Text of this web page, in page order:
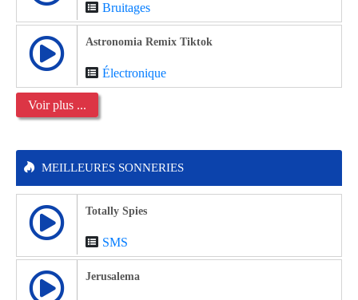
Bruitages
Astronomia Remix Tiktok
Électronique
Voir plus ...
MEILLEURES SONNERIES
Totally Spies
SMS
Jerusalema